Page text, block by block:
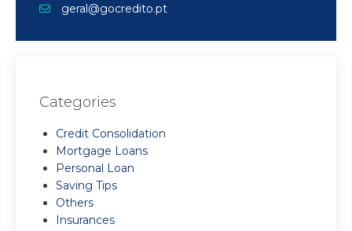
geral@gocredito.pt
Categories
Credit Consolidation
Mortgage Loans
Personal Loan
Saving Tips
Others
Insurances